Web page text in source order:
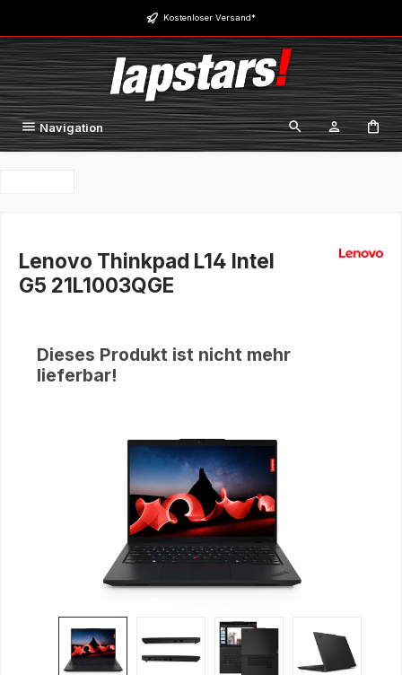
Zum Hauptinhalt springen Kostenloser Versand*
Navigation
Lenovo Thinkpad L14 Intel
G5 21L1003QGE
Dieses Produkt ist nicht mehr
lieferbar!